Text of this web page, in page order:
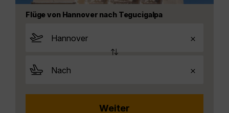
Flüge von Hannover nach Tegucigalpa